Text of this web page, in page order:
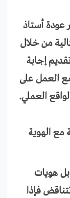
عودة أستاذ
من خلال
تقديم إجابة
العمل على
العملي.
مع الهوية
هويات
فإذا